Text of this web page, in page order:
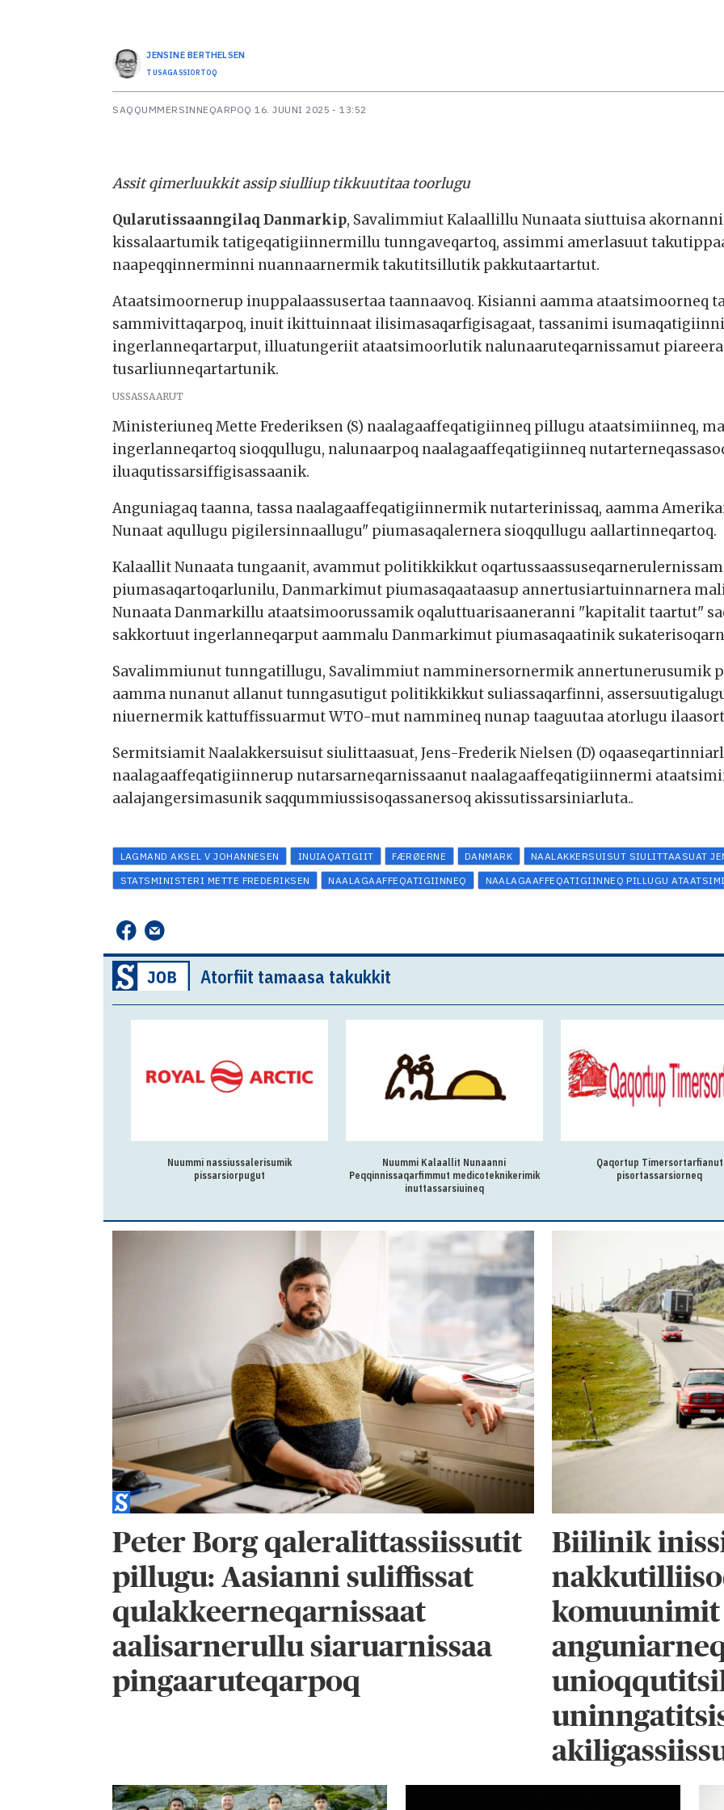
JENSINE BERTHELSEN
TUSAGASSIORTOQ
SAQQUMMERSINNEQARPOQ 16. JUUNI 2025 - 13:52
Assit qimerluukkit assip siulliup tikkuutitaa toorlugu
Qularutissaanngilaq Danmarkip, Savalimmiut Kalaallillu Nunaata siuttuisa akornanni
kissalaartumik tatigeqatigiinnermillu tunngaveqartoq, assimmi amerlasuut
naapeqqinnerminni nuannaarnermik takutitsillutik pakkutaartartut.
Ataatsimoornerup inuppalaassusertaa taannaavoq. Kisianni aamma
sammivittaqarpoq, inuit ikittuinnaat ilisimasaqarfigisagaat, tassanimi
ingerlanneqartarput, illuatungeriit ataatsimoorlutik nalunaaruteqarnissamut
tusarliunneqartartunik.
USSASSAARUT
Ministeriuneq Mette Frederiksen (S) naalagaaffeqatigiinneq pillugu ataatsimiinneq,
ingerlanneqartoq sioqqullugu, nalunaarpoq naalagaaffeqatigiinneq
iluaqutissarsiffigisassaanik.
Anguniagaq taanna, tassa naalagaaffeqatigiinnermik nutarterinissaq, aamma
Nunaat aqullugu pigilersinnaallugu" piumasaqalernera sioqqullugu aallartinneqartoq.
Kalaallit Nunaata tungaanit, avammut politikkikkut
piumasaqartoqarlunilu, Danmarkimut piumasaqaataasup annertusiartuinnarnera
Nunaata Danmarkillu ataatsimoorussamik oqaluttuarisaaneranni "kapitalit taartut"
sakkortuut ingerlanneqarput aammalu Danmarkimut piumasaqaatinik
Savalimmiunut tunngatillugu, Savalimmiut namminersornermik annertunerusumik
aamma nunanut allanut tunngasutigut politikkikkut suliassaqarfinni,
niuernermik kattuffissuarmut WTO-mut nammineq nunap taaguutaa atorlugu
Sermitsiamit Naalakkersuisut siulittaasuat, Jens-Frederik Nielsen (D)
naalagaaffeqatigiinnerup nutarsarneqarnissaanut naalagaaffeqatigiinnermi
aalajangersimasunik saqqummiussisoqassanersoq akissutissarsiniarluta..
LAGMAND AKSEL V JOHANNESEN INUIAQATIGIIT FÆRØERNE DANMARK NAALAKKERSUISUT SIULITTAASUAT
STATSMINISTERI METTE FREDERIKSEN
NAALAGAAFFEQATIGIINNEQ NAALAGAAFFEQATIGIINNEQ PILLUGU
Atorfiit tamaasa takukkit
Nuummi nassiussalerisumik
pissarsiorpugut
Nuummi Kalaallit Nunaanni
Peqqinnissaqarfimmut medicoteknikerimik
inuttassarsiuineq
Qaqortup Timersortarfianut
pisortassarsiorneq
Peter Borg qaleralittassiissutit
pillugu: Aasianni suliffissat
qulakkeerneqarnissaat
aalisarnerullu siaruarnissaa
pingaaruteqarpoq
Biilinik
komuunimit